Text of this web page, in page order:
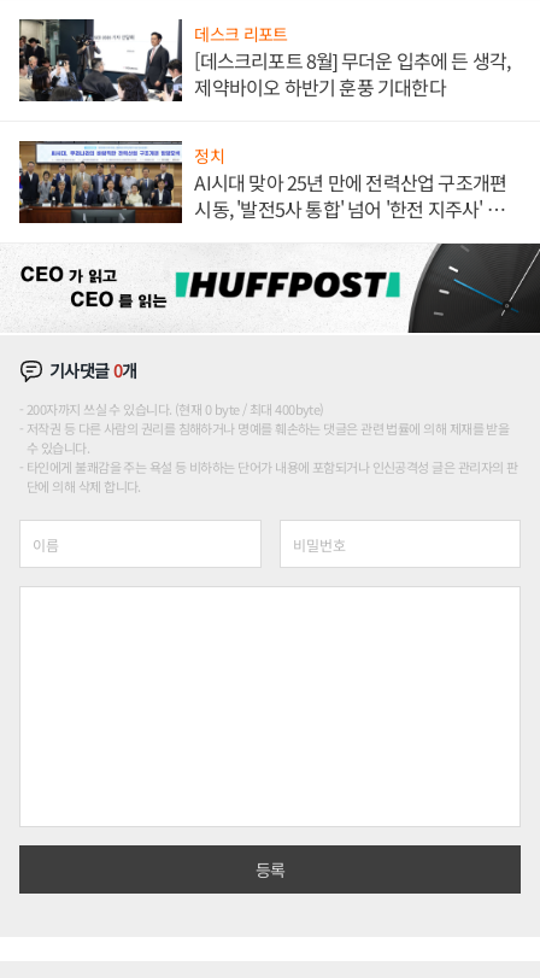
데스크 리포트
[데스크리포트 8월] 무더운 입추에 든 생각,
제약바이오 하반기 훈풍 기대한다
정치
AI시대 맞아 25년 만에 전력산업 구조개편
시동, '발전5사 통합' 넘어 '한전 지주사' 재편
기사댓글0개
200자까지 쓰실 수 있습니다. (현재 0 byte / 최대 400byte)
저작권 등 다른 사람의 권리를 침해하거나 명예를 훼손하는 댓글은 관련 법률에 의해 제재를 받을
수 있습니다.
타인에게 불쾌감을 주는 욕설 등 비하하는 단어가 내용에 포함되거나 인신공격성 글은 관리자의 판
단에 의해 삭제 합니다.